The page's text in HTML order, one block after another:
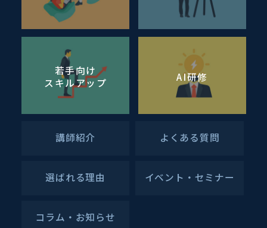
若手向け
スキルアップ
AI研修
講師紹介 よくある質問
選ばれる理由 イベント・セミナー
コラム・お知らせ